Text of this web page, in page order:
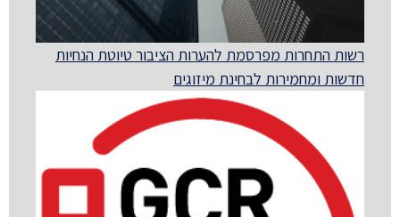
רשות התחרות מפרסמת להערות הציבור טיוטת הנחיות
חדשות ומחמירות לבחינת מיזוגים